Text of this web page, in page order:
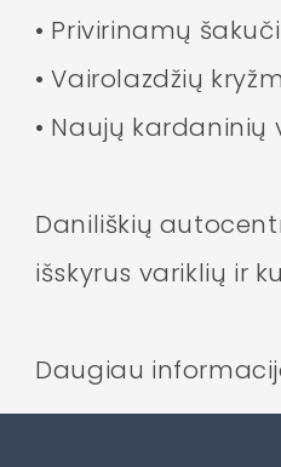
• Privirinamų
• Vairolazdžių
• Naujų
Daniliškių
išskyrus variklių ir
Daugiau